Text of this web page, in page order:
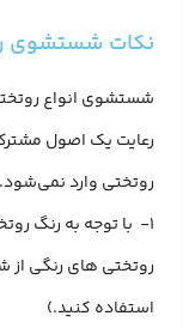
نکات شستشوی
شستشوی انواع
رعایت یک اصول
روتختی وارد نمی‌شود.
1- با توجه به رنگ
روتختی های رنگی
استفاده کنید.)